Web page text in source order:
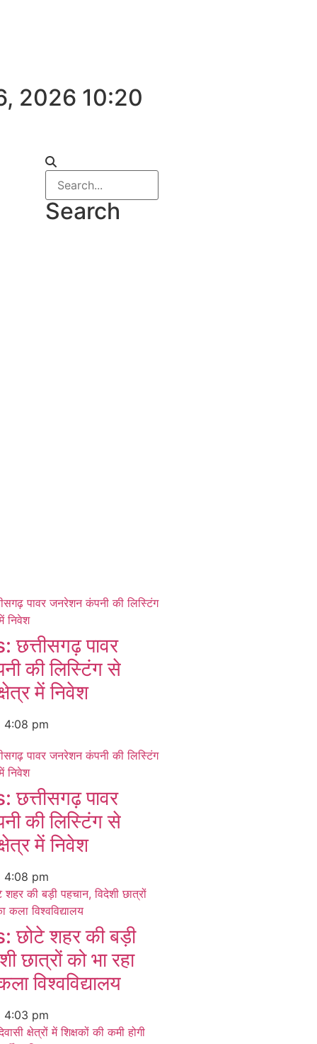
2026 10:20
Search
पावर
की लिस्टिंग से
में निवेश
4:08 pm
पावर
की लिस्टिंग से
में निवेश
4:08 pm
छोटे शहर की बड़ी
छात्रों को भा रहा
विश्वविद्यालय
4:03 pm